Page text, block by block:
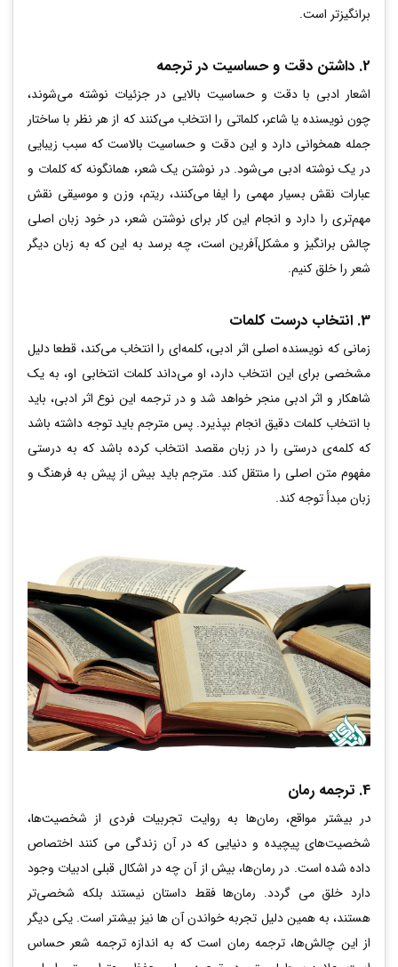
برانگیزتر است.
2. داشتن دقت و حساسیت در ترجمه
اشعار ادبی با دقت و حساسیت بالایی در جزئیات نوشته می‌شوند،
چون نویسنده یا شاعر، کلماتی را انتخاب می‌کنند که از هر نظر با ساختار
جمله همخوانی دارد و این دقت و حساسیت بالاست که سبب زیبایی
در یک نوشته ادبی می‌شود. در نوشتن یک شعر، همانگونه که کلمات و
عبارات نقش بسیار مهمی را ایفا می‌کنند، ریتم، وزن و موسیقی نقش
مهم‌تری را دارد و انجام این کار برای نوشتن شعر، در خود زبان اصلی
چالش برانگیز و مشکل‌آفرین است، چه برسد به این که به زبان دیگر
شعر را خلق کنیم.
3. انتخاب درست کلمات
زمانی که نویسنده اصلی اثر ادبی، کلمه‌ای را انتخاب می‌کند، قطعا دلیل
مشخصی برای این انتخاب دارد، او می‌داند کلمات انتخابی او، به یک
شاهکار و اثر ادبی منجر خواهد شد و در ترجمه این نوع اثر ادبی، باید
با انتخاب کلمات دقیق انجام بپذیرد. پس مترجم باید توجه داشته باشد
که کلمه‌ی درستی را در زبان مقصد انتخاب کرده باشد که به درستی
مفهوم متن اصلی را منتقل کند. مترجم باید بیش از پیش به فرهنگ و
زبان مبدأ توجه کند.
4. ترجمه رمان
در بیشتر مواقع، رمان‌ها به روایت تجربیات فردی از شخصیت‌ها،
شخصیت‌های پیچیده و دنیایی که در آن زندگی می کنند اختصاص
داده شده است. در رمان‌ها، بیش از آن چه در اشکال قبلی ادبیات وجود
دارد خلق می گردد. رمان‌ها فقط داستان نیستند بلکه شخصی‌تر
هستند، به همین دلیل تجربه خواندن آن ها نیز بیشتر است. یکی دیگر
از این چالش‌ها، ترجمه رمان است که به اندازه ترجمه شعر حساس